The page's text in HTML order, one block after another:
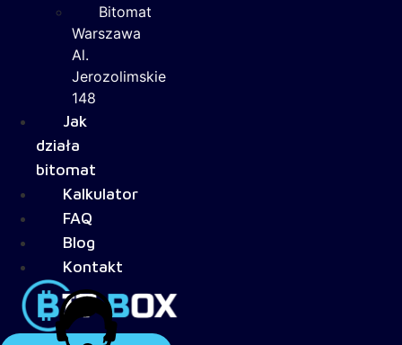
Bitomat
Warszawa
Al.
Jerozolimskie
148
Jak
działa
bitomat
Kalkulator
FAQ
Blog
Kontakt